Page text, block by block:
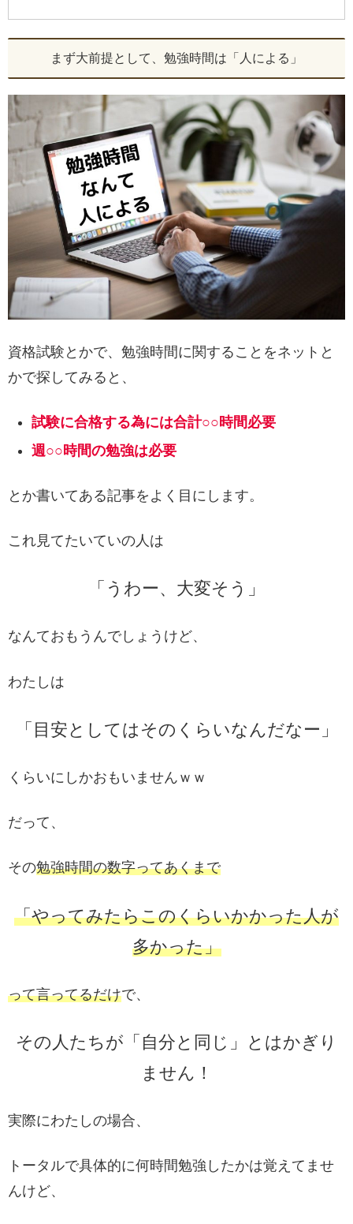
まず大前提として、勉強時間は「人による」
資格試験とかで、勉強時間に関することをネットと
かで探してみると、
試験に合格する為には合計○○時間必要
週○○時間の勉強は必要
とか書いてある記事をよく目にします。
これ見てたいていの人は
「うわー、大変そう」
なんておもうんでしょうけど、
わたしは
「目安としてはそのくらいなんだなー」
くらいにしかおもいませんｗｗ
だって、
その勉強時間の数字ってあくまで
「やってみたらこのくらいかかった人が
多かった」
って言ってるだけで、
その人たちが「自分と同じ」とはかぎり
ません！
実際にわたしの場合、
トータルで具体的に何時間勉強したかは覚えてませ
んけど、